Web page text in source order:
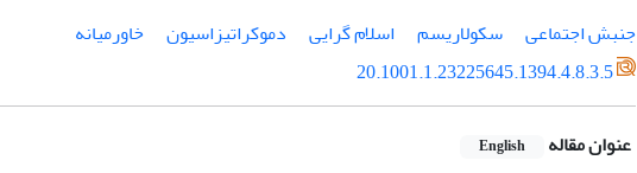
جنبش اجتماعی
سکولاریسم اسلام گرایی دموکراتیزاسیون
خاورمیانه
20.1001.1.23225645.1394.4.8.3.5
عنوان مقاله English